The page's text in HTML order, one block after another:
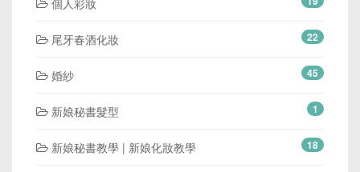
尾牙春酒化妝 22
婚紗 45
新娘秘書髮型 1
新娘秘書教學 | 新娘化妝教學 18